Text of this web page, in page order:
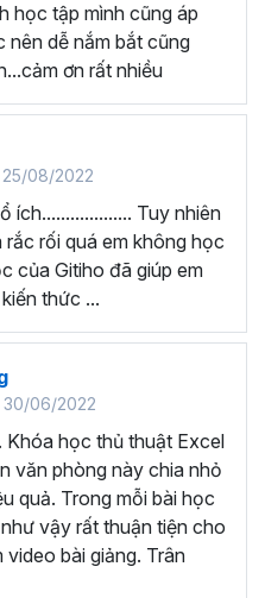
giúp đẩy nhân được
hiệu suất làm việc lên
EXG02học viên sẽ có cơ
chỉ với
chỉ cần nhấn vào ĐĂNG
trên gitiho.com là xong.
quan đến tớikhóa học
nhật hàng tuầnbạn hãy
0774 116 285 để được
trong khóa
Excel của
nhật các mẹo Excel văn
update những nội
như sau:
học tập mình cũng áp
dễ nắm bắt cũng
ơn rất nhiều
08/2022
ích................... Tuy nhiên
rối quá em không học
của Gitiho đã giúp em
thức ...
30/06/2022
Khóa học thủ thuật Excel
văn phòng này chia nhỏ
quả. Trong mỗi bài học
vậy rất thuận tiện cho
bài giảng. Trân